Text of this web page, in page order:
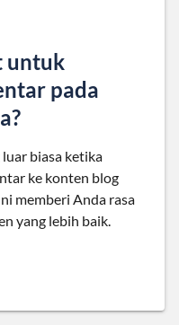
untuk
pada
biasa ketika
ke konten blog
memberi Anda rasa
yang lebih baik.